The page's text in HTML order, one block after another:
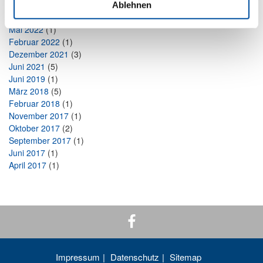
Ablehnen
August 2023(1)
Mai 2022(1)
Februar 2022 (1)
Dezember 2021 (3)
Juni 2021 (5)
Juni 2019 (1)
März 2018 (5)
Februar 2018 (1)
November 2017 (1)
Oktober 2017 (2)
September 2017 (1)
Juni 2017 (1)
April 2017 (1)
Impressum Datenschutz Sitemap